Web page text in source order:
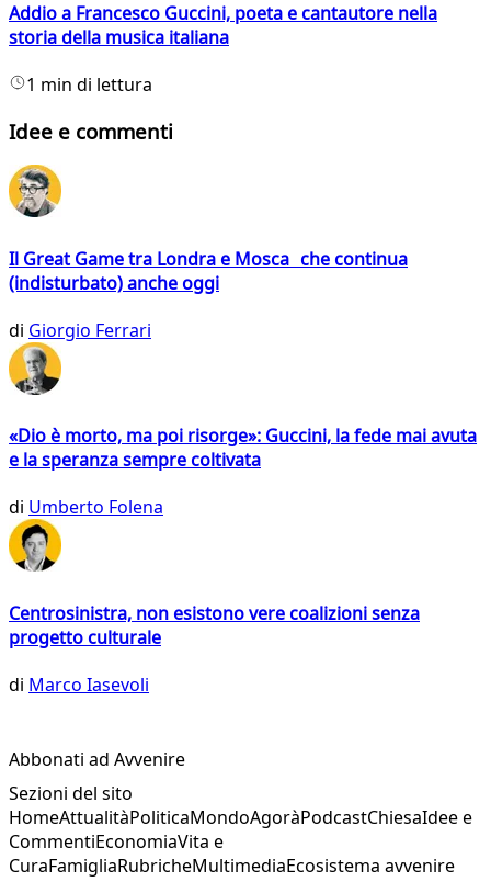
Addio a Francesco Guccini, poeta e cantautore nella
storia della musica italiana
1 min di lettura
Idee e commenti
Il Great Game tra Londra e Mosca che continua
(indisturbato) anche oggi
di Giorgio Ferrari
«Dio è morto, ma poi risorge»: Guccini, la fede mai avuta
e la speranza sempre coltivata
di Umberto Folena
Centrosinistra, non esistono vere coalizioni senza
progetto culturale
di Marco Iasevoli
Abbonati ad Avvenire
Sezioni del sito
HomeAttualitàPoliticaMondoAgoràPodcastChiesaIdee e
CommentiEconomiaVita e
CuraFamigliaRubricheMultimediaEcosistema avvenire